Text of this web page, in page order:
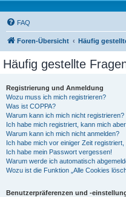
FAQ
Foren-Übersicht Häufig
Häufig gestellte
Registrierung und Anmeldung
Wozu muss ich mich registrieren?
Was ist COPPA?
Warum kann ich mich nicht registrieren?
Ich habe mich registriert, kann mich
Warum kann ich mich nicht anmelden?
Ich habe mich vor einiger Zeit
Ich habe mein Passwort vergessen!
Warum werde ich automatisch
Wozu ist die Funktion „Alle Cookies
Benutzerpräferenzen und -